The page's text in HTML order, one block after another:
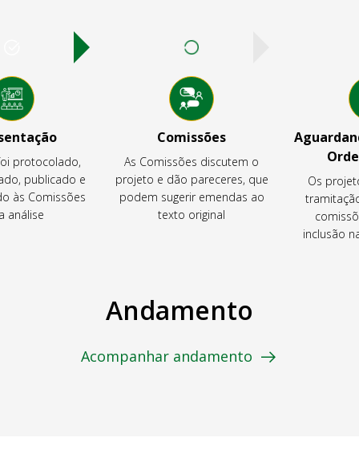
protocolado,
publicado e
às Comissões
análise
Comissões
As Comissões discutem o
projeto e dão pareceres, que
podem sugerir emendas ao
texto original
Os
inclusão
Andamento
Acompanhar andamento